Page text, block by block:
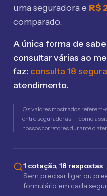
uma seguradora e R$
comparado.
A única forma de
consultar várias ao
faz: consulta 18
atendimento.
Os valores mostrados referem-
entre seguradoras — como
nossos corretores durante o
1 cotação, 18 respostas
Sem precisar ligar ou
formulário em cada